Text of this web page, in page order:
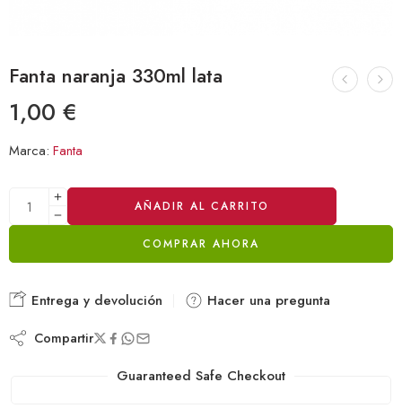
Fanta naranja 330ml lata
1,00 €
Marca: Fanta
AÑADIR AL CARRITO
COMPRAR AHORA
Alternative:
Entrega y devolución Hacer una pregunta
Compartir
Guaranteed Safe Checkout